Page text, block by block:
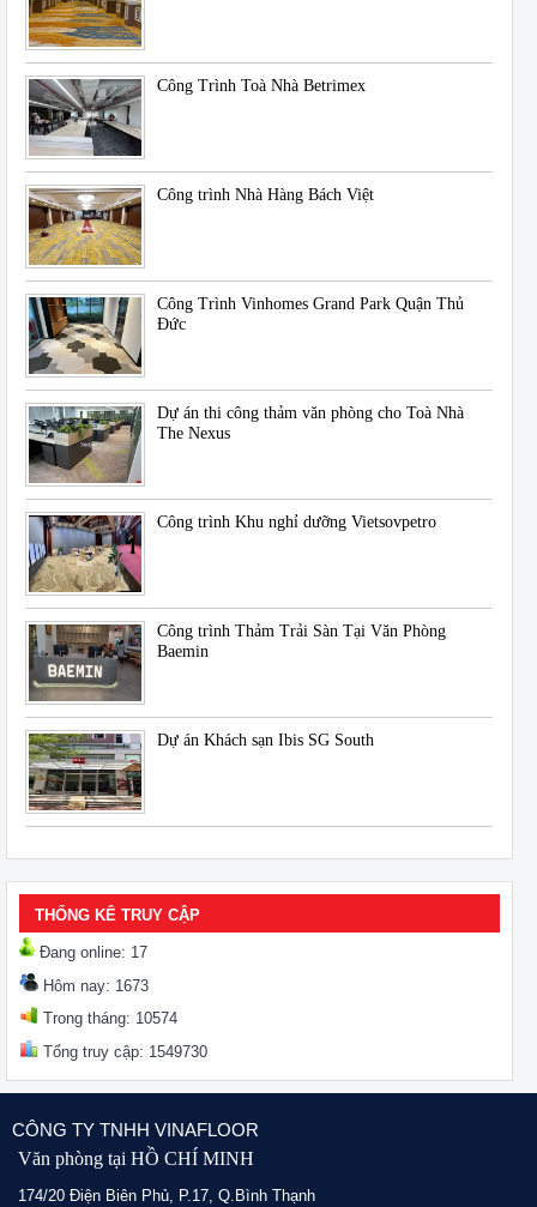
Công Trình Toà Nhà Betrimex
Công trình Nhà Hàng Bách Việt
Công Trình Vinhomes Grand Park Quận Thủ
Đức
Dự án thi công thảm văn phòng cho Toà Nhà
The Nexus
Công trình Khu nghỉ dưỡng Vietsovpetro
Công trình Thảm Trải Sàn Tại Văn Phòng
Baemin
Dự án Khách sạn Ibis SG South
THỐNG KÊ TRUY CẬP
Đang online: 17
Hôm nay: 1673
Trong tháng: 10574
Tổng truy cập: 1549730
CÔNG TY TNHH VINAFLOOR
Văn phòng tại HỒ CHÍ MINH
174/20 Điện Biên Phủ, P.17, Q.Bình Thạnh